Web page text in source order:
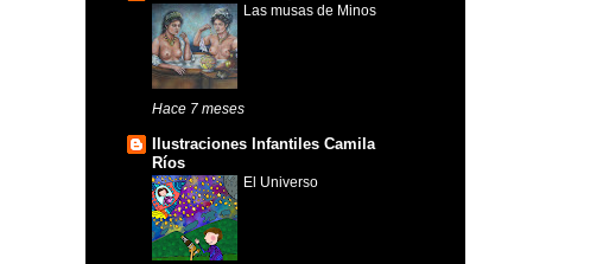
Las musas de Minos
Hace 7 meses
Ilustraciones Infantiles Camila
Ríos
El Universo